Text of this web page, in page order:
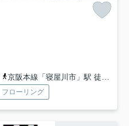
京阪本線「寝屋川市」駅 徒歩29分
フローリング